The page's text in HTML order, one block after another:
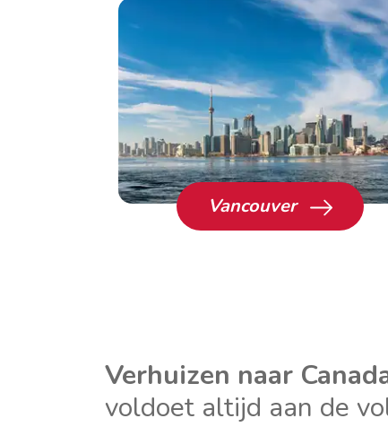
Vancouver
Verhuizen naar
voldoet altijd aan de